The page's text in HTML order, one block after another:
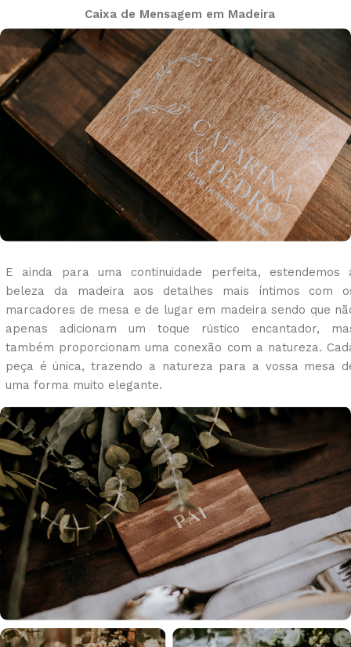
Caixa de Mensagem em Madeira
E ainda para uma continuidade perfeita, estendemos
beleza da madeira aos detalhes mais íntimos com
marcadores de mesa e de lugar em madeira sendo que
apenas adicionam um toque rústico encantador,
também proporcionam uma conexão com a natureza.
peça é única, trazendo a natureza para a vossa mesa
uma forma muito elegante.